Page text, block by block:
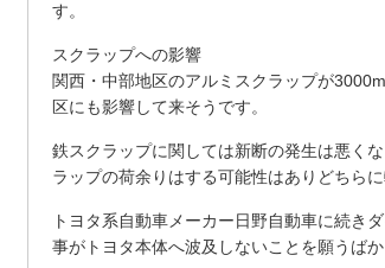
す。
スクラップへの影響
関西・中部地区のアルミスクラップが
区にも影響して来そうです。
鉄スクラップに関しては新断の発生は悪く
ラップの荷余りはする可能性はありどちら
トヨタ系自動車メーカー日野自動車に続き
事がトヨタ本体へ波及しないことを願うばか